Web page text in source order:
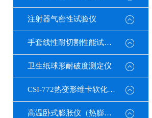
注射器气密性试验仪
手套线性耐切割性能试验仪
卫生纸球形耐破度测定仪
CSI-772热变形维卡软化点温度测定仪
高温卧式膨胀仪（热膨胀系数测定仪）